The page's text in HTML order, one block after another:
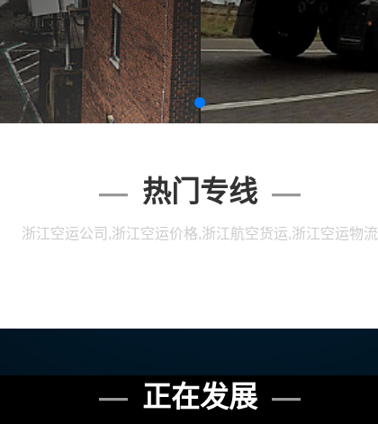
热门专线
浙江空运公司,浙江空运价格,浙江航空货运,浙江空运物流
正在发展